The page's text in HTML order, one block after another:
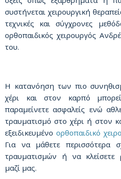
συστήνεται χειρουργική
τεχνικές και σύγχρονες
ορθοπαιδικός χειρουργός
του.
Η κατανόηση των πιο
χέρι και στον καρπό
παραμείνετε ασφαλείς ενώ
τραυματισμό στο χέρι ή στον
εξειδικευμένο ορθοπαιδικό
Για να μάθετε περισσότερα
τραυματισμών ή να κλείσετε
μαζί μας.